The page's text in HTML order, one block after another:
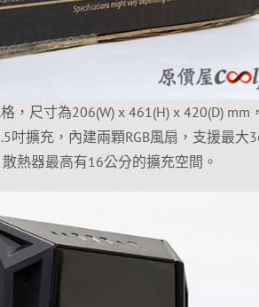
尺寸為206(W) x 461(H) x 420(D) mm
吋擴充，內建兩顆RGB風扇，支援最大
熱器最高有16公分的擴充空間。